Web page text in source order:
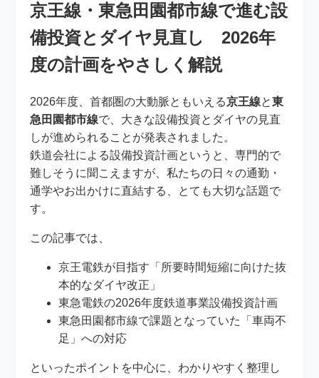
京王線・東急田園都市線で進む設
備投資とダイヤ見直し 2026年
度の計画をやさしく解説
2026年度、首都圏の大動脈ともいえる京王線と東
急田園都市線で、大きな設備投資とダイヤの見直
しが進められることが発表されました。
鉄道会社による設備投資計画というと、専門的で
難しそうに聞こえますが、私たちの日々の通勤・
通学やお出かけに直結する、とても大切な話題で
す。
この記事では、
京王電鉄が目指す「所要時間短縮に向けた抜
本的なダイヤ改正」
東急電鉄の2026年度鉄道事業設備投資計画
東急田園都市線で課題となっていた「車両不
足」への対応
といったポイントを中心に、わかりやすく整理し